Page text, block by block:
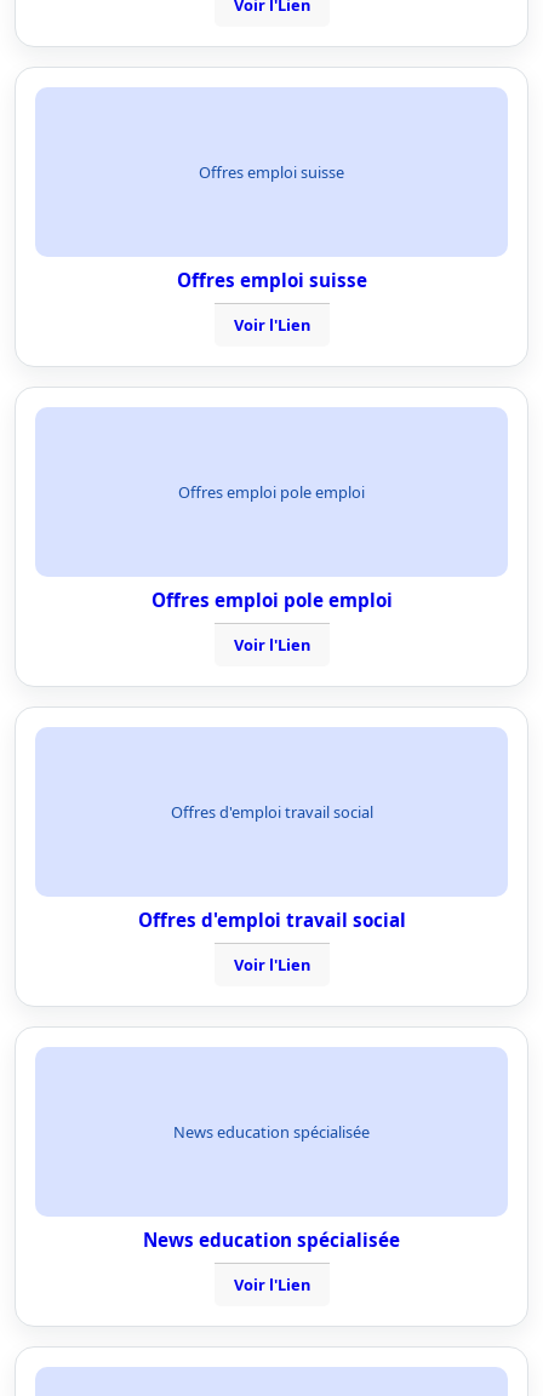
Voir l'Lien
Offres emploi suisse
Offres emploi suisse
Voir l'Lien
Offres emploi pole emploi
Offres emploi pole emploi
Voir l'Lien
Offres d'emploi travail social
Offres d'emploi travail social
Voir l'Lien
News education spécialisée
News education spécialisée
Voir l'Lien